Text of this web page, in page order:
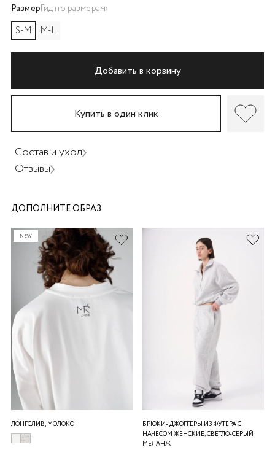
РазмерГид по размерам
S-M
M-L
Добавить в корзину
Купить в один клик
Состав и уход
Отзывы
ДОПОЛНИТЕ ОБРАЗ
NEW
ЛОНГСЛИВ, МОЛОКО
БРЮКИ- ДЖОГГЕРЫ ИЗ ФУТЕРА С
НАЧЕСОМ ЖЕНСКИЕ, СВЕТЛО-СЕРЫЙ
МЕЛАНЖ